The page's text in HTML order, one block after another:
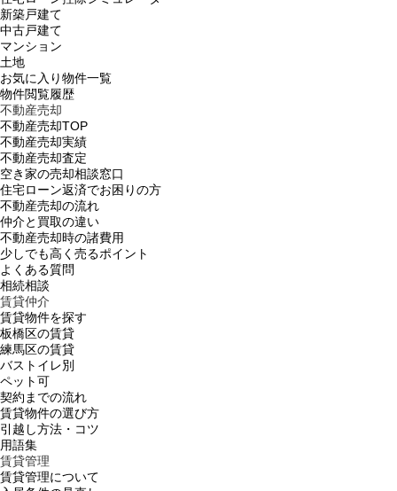
新築戸建て
中古戸建て
マンション
土地
お気に入り物件一覧
物件閲覧履歴
不動産売却
不動産売却TOP
不動産売却実績
不動産売却査定
空き家の売却相談窓口
住宅ローン返済でお困りの方
不動産売却の流れ
仲介と買取の違い
不動産売却時の諸費用
少しでも高く売るポイント
よくある質問
相続相談
賃貸仲介
賃貸物件を探す
板橋区の賃貸
練馬区の賃貸
バストイレ別
ペット可
契約までの流れ
賃貸物件の選び方
引越し方法・コツ
用語集
賃貸管理
賃貸管理について